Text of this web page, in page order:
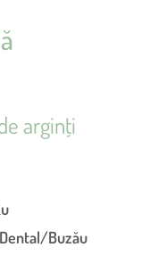
arginţi
Buzău